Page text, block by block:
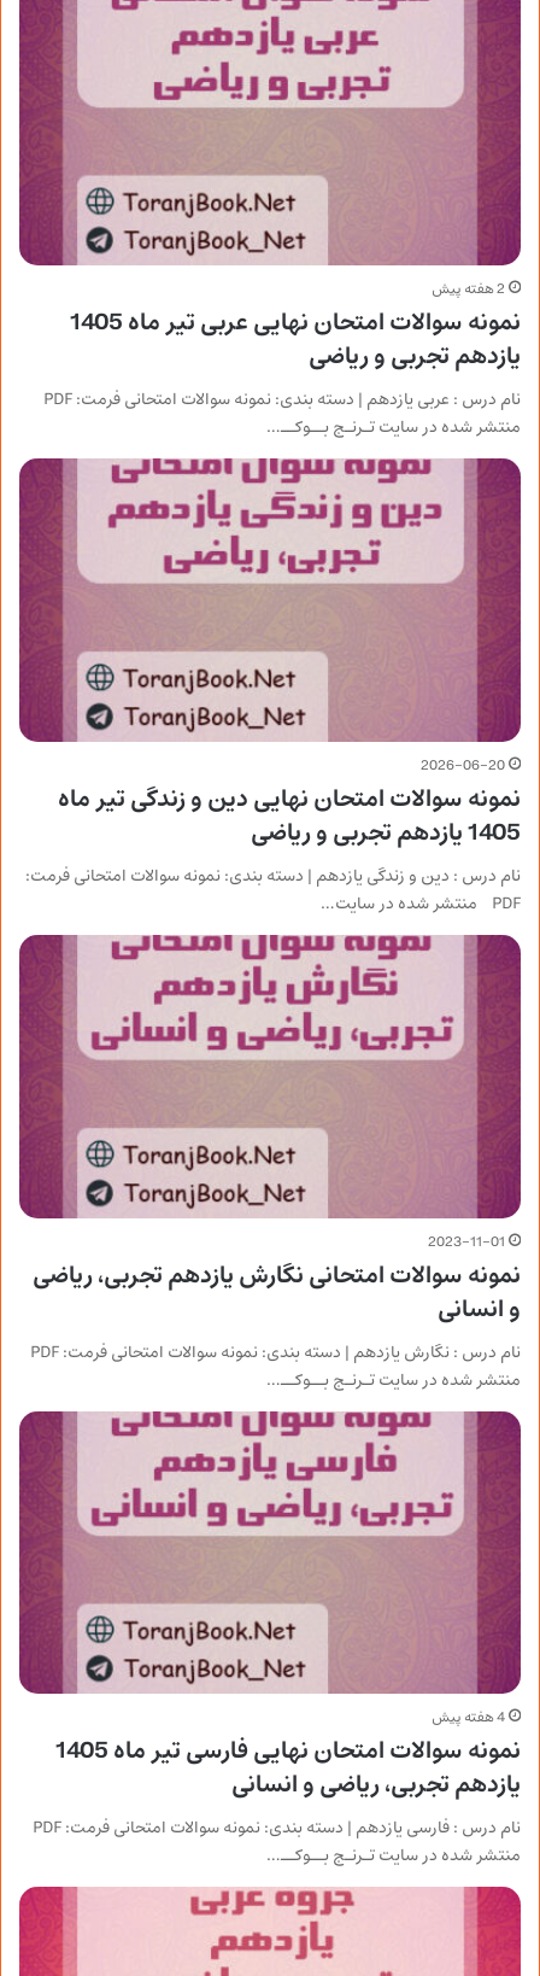
2 هفته پیش
نمونه سوالات امتحان نهایی عربی تیر ماه 1405
یازدهم تجربی و ریاضی
منتشر شده در سایت تـرنـج بــوکــ…
2026-06-20
نمونه سوالات امتحان نهایی دین و زندگی تیر ماه
1405 یازدهم تجربی و ریاضی
نام درس : دین و زندگی یازدهم | دسته بندی: نمونه سوالات امتحانی فرمت:
PDF منتشر شده در سایت…
2023-11-01
نمونه سوالات امتحانی نگارش یازدهم تجربی، ریاضی
و انسانی
منتشر شده در سایت تـرنـج بــوکــ…
4 هفته پیش
نمونه سوالات امتحان نهایی فارسی تیر ماه 1405
یازدهم تجربی، ریاضی و انسانی
منتشر شده در سایت تـرنـج بــوکــ…